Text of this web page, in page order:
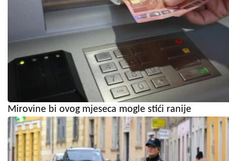
Mirovine bi ovog mjeseca mogle stići ranije